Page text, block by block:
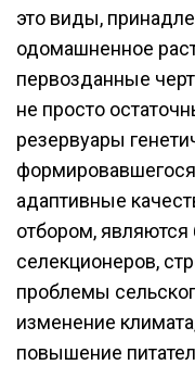
это виды,
одомашненное
первозданные
не просто
резервуары
адаптивные
отбором,
селекционеров,
проблемы
изменение
повышение